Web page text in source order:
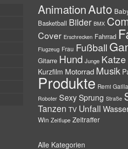
AnimationAuto
Basketball Bilder BMX
Cover Erschrecken Fahrrad
Flugzeug Frau Fußball
Gitarre Hund Junge Katze
Kurzfilm Motorrad Musik
Produkte Remi
Roboter SexySprung Straße
Tanzen TV Unfall
Win Zeitlupe Zeitraffer
Alle Kategorien